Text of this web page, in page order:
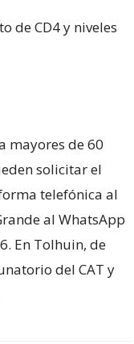
CD4 y niveles
mayores de 60
solicitar el
telefónica al
al WhatsApp
En Tolhuin, de
del CAT y